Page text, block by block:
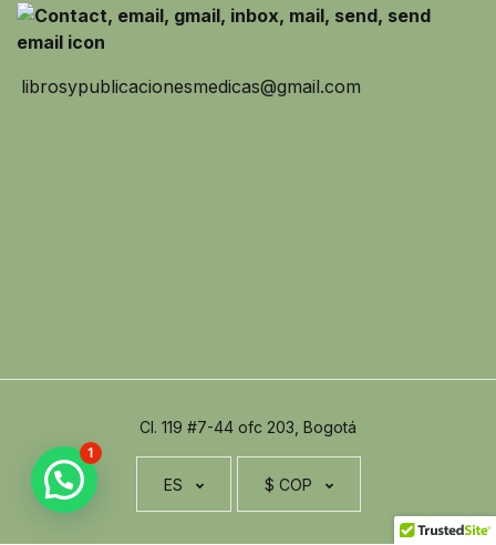
librosypublicacionesmedicas@gmail.com
Cl. 119 #7-44 ofc 203, Bogotá
ES $ COP
1